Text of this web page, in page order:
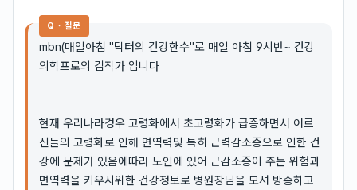
Q · 질문
mbn(매일아침 "닥터의 건강한수"로 매일 아침 9시반~ 건강
의학프로의 김작가 입니다
현재 우리나라경우 고령화에서 초고령화가 급증하면서 어르
신들의 고령화로 인해 면역력및 특히 근력감소증으로 인한 건
강에 문제가 있음에따라 노인에 있어 근감소증이 주는 위험과
면역력을 키우시위한 건강정보로 병원장님을 모셔 방송하고